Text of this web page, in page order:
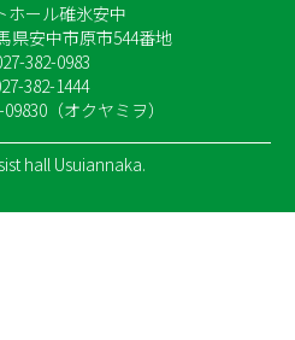
ホール碓氷安中
県安中市原市544番地
382-0983
382-1444
（オクヤミヲ）
hall Usuiannaka.